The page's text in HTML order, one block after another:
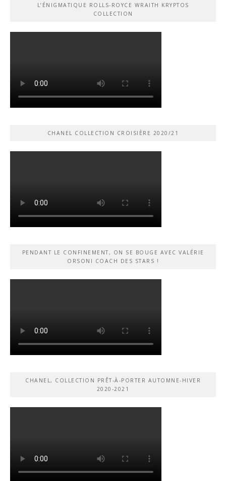
L’ÉNIGMATIQUE ROLLS-ROYCE WRAITH KRYPTOS
COLLECTION
CHANEL COLLECTION CROISIÈRE 2020/21
PENDANT LE CONFINEMENT, ON SE BOUGE AVEC VALÉRIE
ORSONI COACH DES STARS !
CHANEL, COLLECTION PRÊT-À-PORTER AUTOMNE-HIVER
2020-2021